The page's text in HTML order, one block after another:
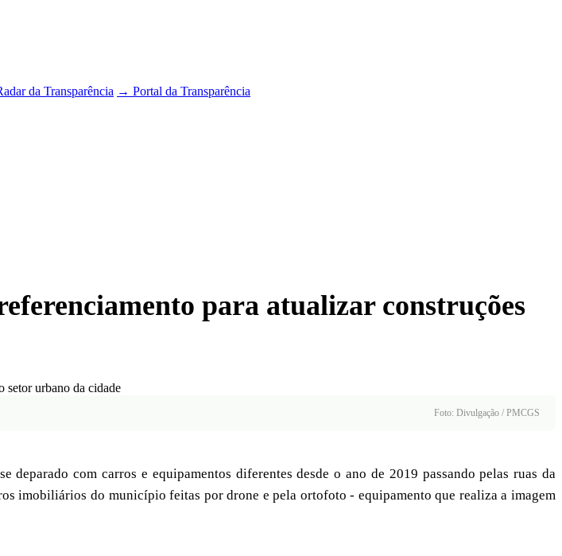
da Transparência → Portal da Transparência
para atualizar construções
Foto: Divulgação / PMCGS
com carros e equipamentos diferentes desde o ano de 2019 passando pelas ruas da
imobiliários do município feitas por drone e pela ortofoto - equipamento que realiza a imagem